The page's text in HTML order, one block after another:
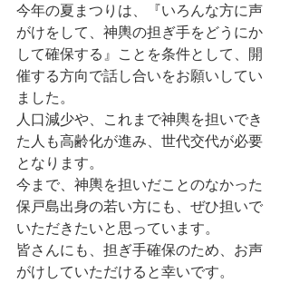
今年の夏まつりは、『いろんな方に声
がけをして、神輿の担ぎ手をどうにか
して確保する』ことを条件として、開
催する方向で話し合いをお願いしてい
ました。
人口減少や、これまで神輿を担いでき
た人も高齢化が進み、世代交代が必要
となります。
今まで、神輿を担いだことのなかった
保戸島出身の若い方にも、ぜひ担いで
いただきたいと思っています。
皆さんにも、担ぎ手確保のため、お声
がけしていただけると幸いです。